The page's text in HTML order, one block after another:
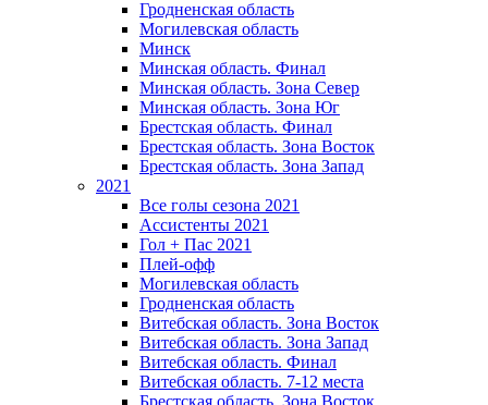
Гродненская область
Могилевская область
Минск
Mинская область. Финал
Минская область. Зона Север
Минская область. Зона Юг
Брестская область. Финал
Брестская область. Зона Восток
Брестская область. Зона Запад
2021
Все голы сезона 2021
Ассистенты 2021
Гол + Пас 2021
Плей-офф
Могилевская область
Гродненская область
Витебская область. Зона Восток
Витебская область. Зона Запад
Витебская область. Финал
Витебская область. 7-12 места
Брестская область. Зона Восток